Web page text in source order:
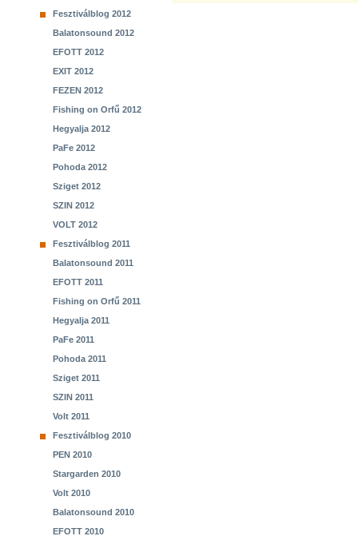
Fesztiválblog 2012
Balatonsound 2012
EFOTT 2012
EXIT 2012
FEZEN 2012
Fishing on Orfű 2012
Hegyalja 2012
PaFe 2012
Pohoda 2012
Sziget 2012
SZIN 2012
VOLT 2012
Fesztiválblog 2011
Balatonsound 2011
EFOTT 2011
Fishing on Orfű 2011
Hegyalja 2011
PaFe 2011
Pohoda 2011
Sziget 2011
SZIN 2011
Volt 2011
Fesztiválblog 2010
PEN 2010
Stargarden 2010
Volt 2010
Balatonsound 2010
EFOTT 2010